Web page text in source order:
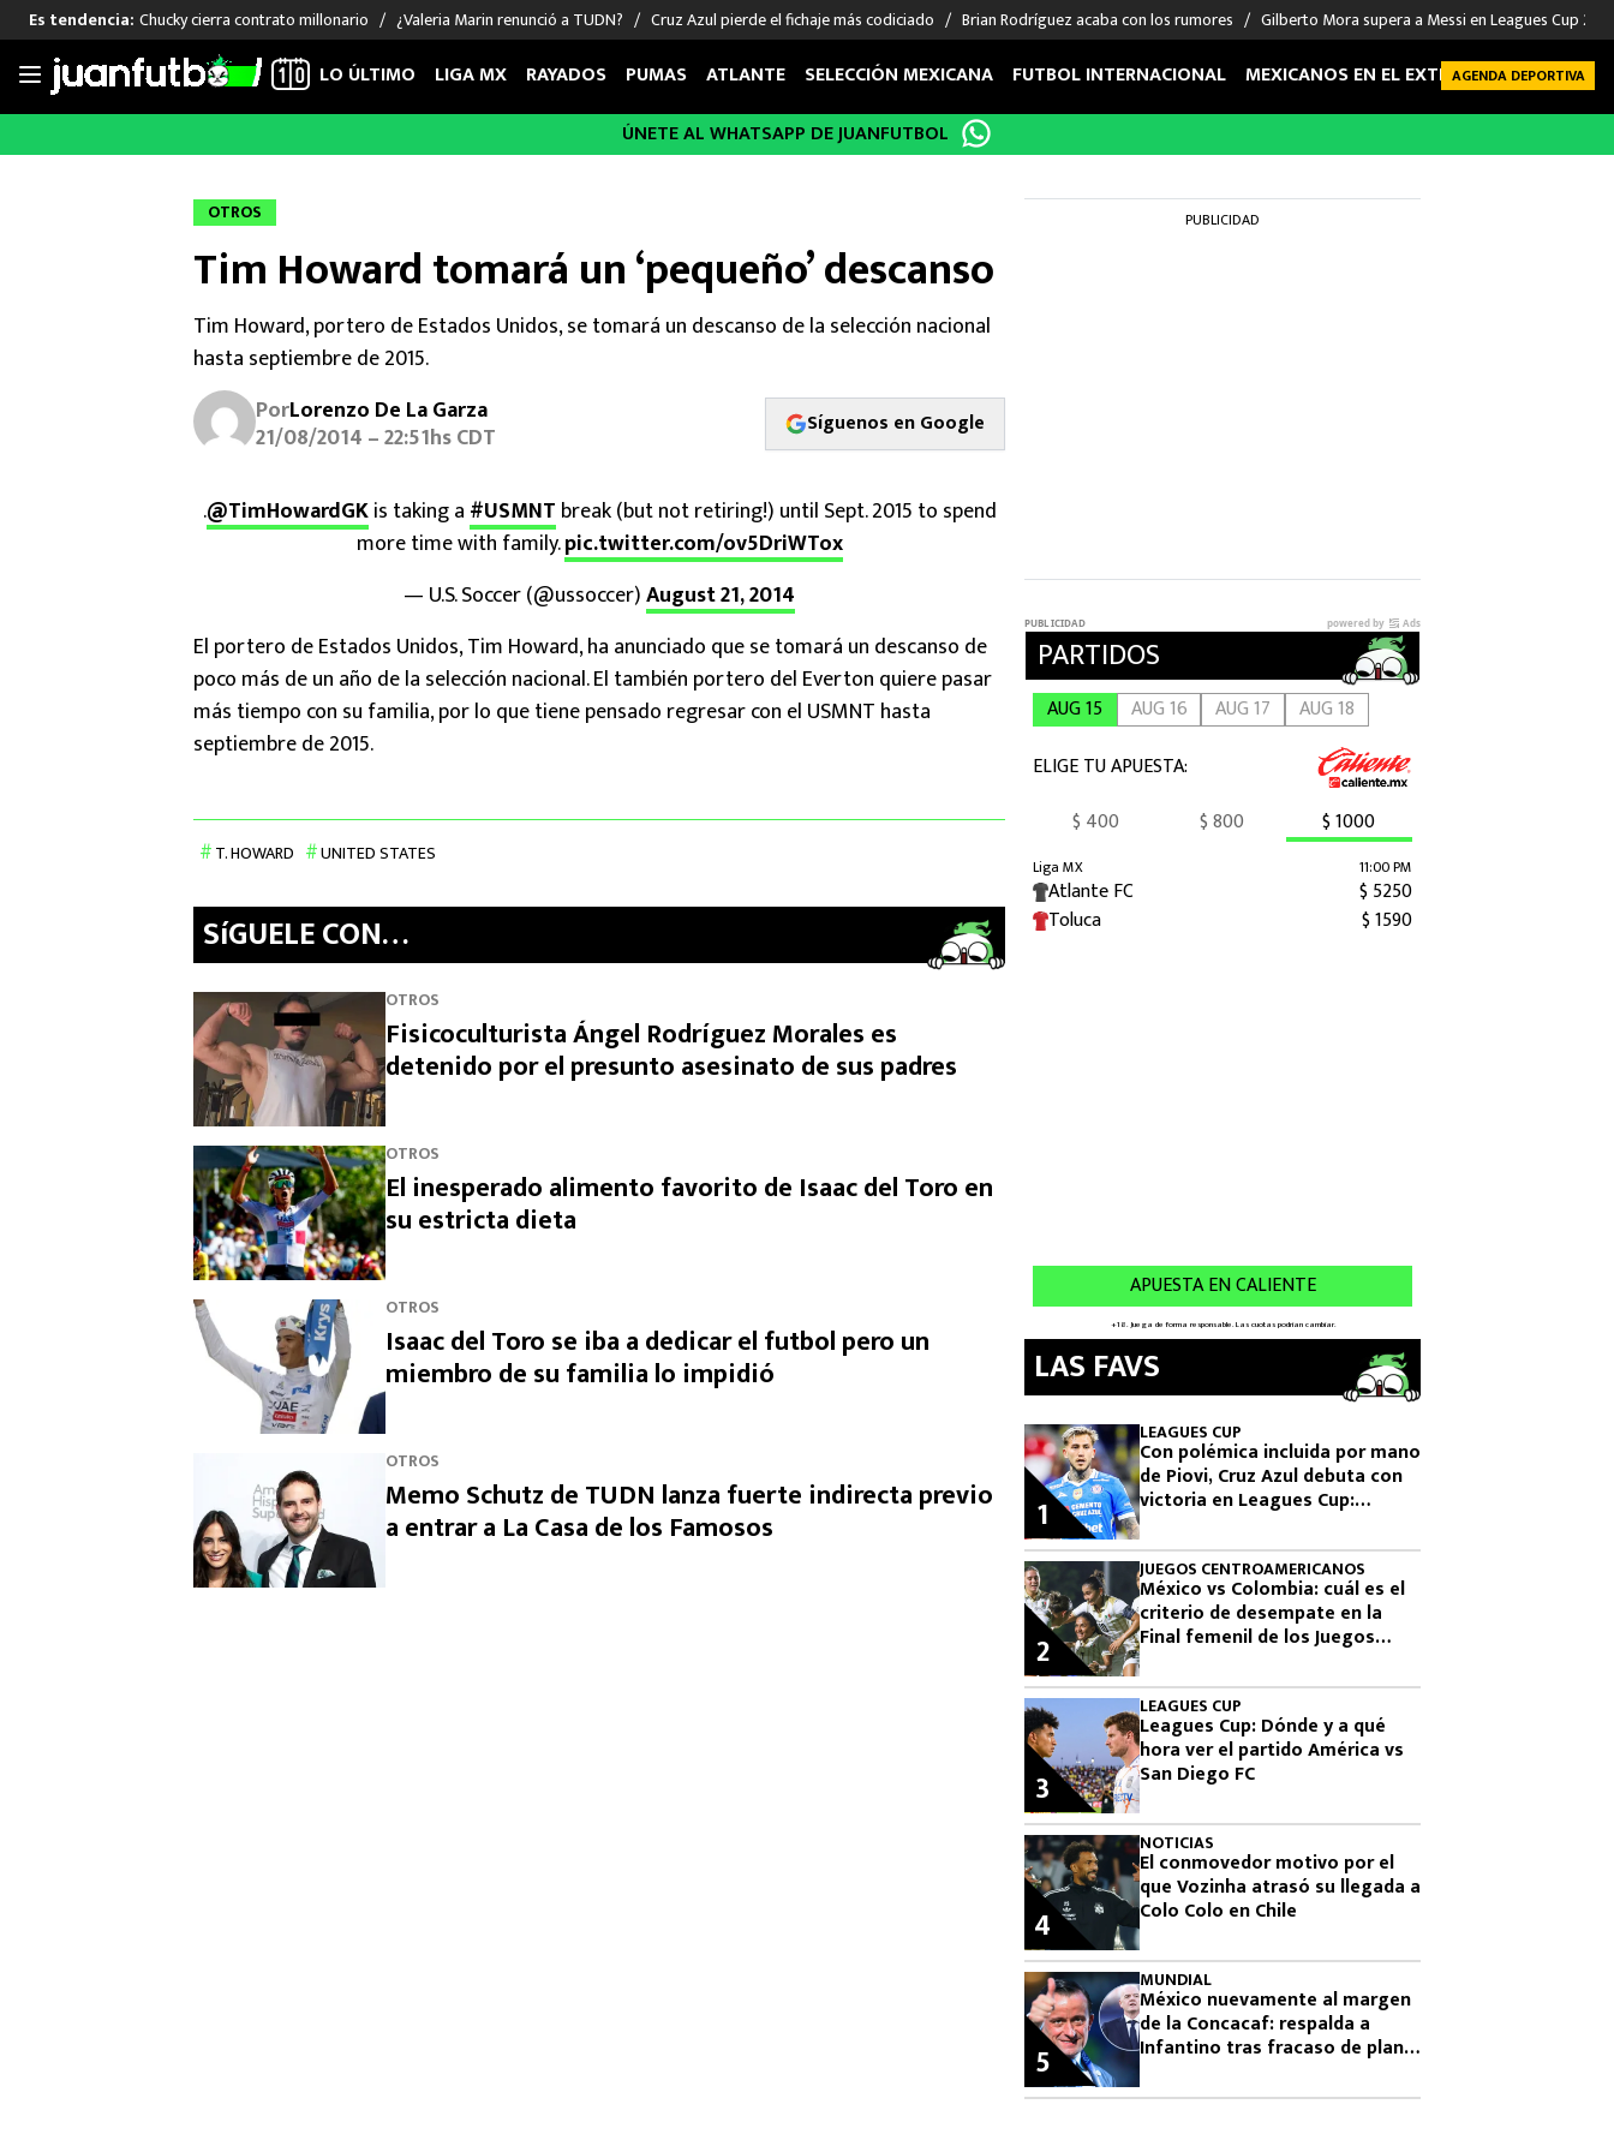
Saltar
Es tendencia: Chucky cierra contrato millonario ¿Valeria Marin renunció a TUDN? Cruz Azul pierde el fichaje más codiciado Brian Rodríguez acaba con los rumores Gilberto Mora supera a Messi en Leagues Cup
LIGA MX
Chivas de Guadalajara
Liga MX Femenil
FUT INTERNACIONAL
Las Noticias
Selección Mexicana
Champions League
Real Madrid
Barcelona
MEXICANOS EN EL EXTRANJERO
Memo Ochoa
Edson Álvarez
Rodrigo Huescas
FIGURAS
Sergio Ramos
André Jardine
DEPORTES
Boxeo
NFL
Más deportes
LO ÚLTIMO LIGA MX RAYADOS PUMAS ATLANTE SELECCIÓN MEXICANA FUTBOL INTERNACIONAL MEXICANOS EN EL EXTRANJERO FUTBOL
AGENDA DEPORTIVA
ÚNETE AL WHATSAPP DE JUANFUTBOL
OTROS
Tim Howard tomará un ‘pequeño’ descanso
Tim Howard, portero de Estados Unidos, se tomará un descanso de la selección nacional
hasta septiembre de 2015.
PorLorenzo De La Garza
21/08/2014 – 22:51hs CDT Síguenos en Google
.@TimHowardGKis taking a #USMNT break (but not retiring!) until Sept. 2015 to spend
more time with family.pic.twitter.com/ov5DriWTox
— U.S. Soccer (@ussoccer)August 21, 2014
El portero de Estados Unidos, Tim Howard, ha anunciado que se tomará un descanso de
poco más de un año de la selección nacional. El también portero del Everton quiere pasar
más tiempo con su familia, por lo que tiene pensado regresar con el USMNT hasta
septiembre de 2015.
T. HOWARD UNITED STATES
SíGUELE CON…
OTROS
Fisicoculturista Ángel Rodríguez Morales es
detenido por el presunto asesinato de sus padres
OTROS
El inesperado alimento favorito de Isaac del Toro en
su estricta dieta
OTROS
Isaac del Toro se iba a dedicar el futbol pero un
miembro de su familia lo impidió
OTROS
Memo Schutz de TUDN lanza fuerte indirecta previo
a entrar a La Casa de los Famosos
PUBLICIDAD
LAS FAVS
LEAGUES CUP
Con polémica incluida por mano
de Piovi, Cruz Azul debuta con
victoria en Leagues Cup:
1
JUEGOS CENTROAMERICANOS
México vs Colombia: cuál es el
criterio de desempate en la
Final femenil de los Juegos
2
LEAGUES CUP
Leagues Cup: Dónde y a qué
hora ver el partido América vs
San Diego FC
3
NOTICIAS
El conmovedor motivo por el
que Vozinha atrasó su llegada a
Colo Colo en Chile
4
MUNDIAL
México nuevamente al margen
de la Concacaf: respalda a
Infantino tras fracaso de plan
5